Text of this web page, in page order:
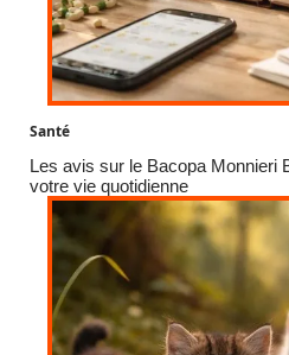
Santé
Les avis sur le Bacopa Monnieri
votre vie quotidienne